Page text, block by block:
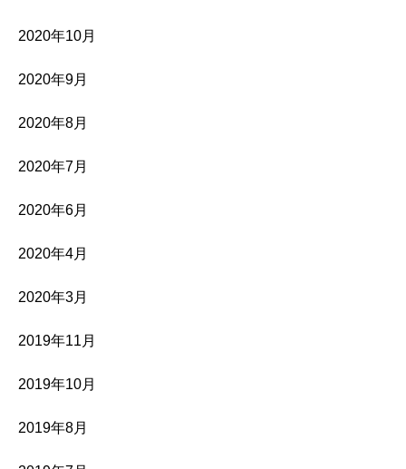
2020年10月
2020年9月
2020年8月
2020年7月
2020年6月
2020年4月
2020年3月
2019年11月
2019年10月
2019年8月